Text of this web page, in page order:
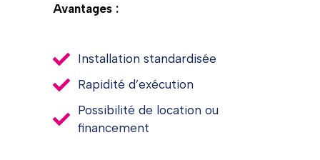
Avantages :
Installation standardisée
Rapidité d’exécution
Possibilité de location ou
financement